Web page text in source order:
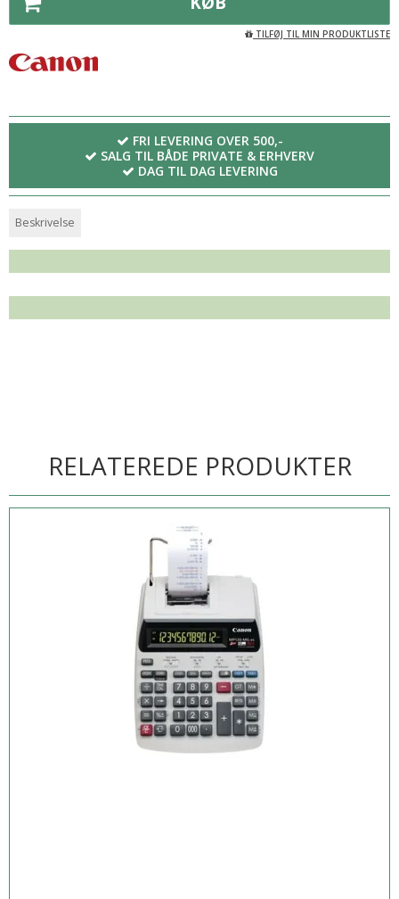
TILFØJ TIL MIN PRODUKTLISTE
FRI LEVERING OVER 500,-
SALG TIL BÅDE PRIVATE & ERHVERV
DAG TIL DAG LEVERING
Beskrivelse
RELATEREDE PRODUKTER